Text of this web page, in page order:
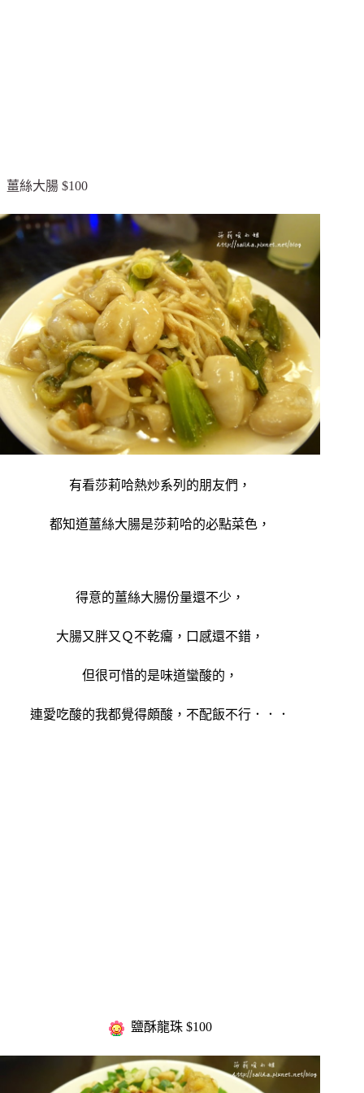
薑絲大腸 $100
有看莎莉哈熱炒系列的朋友們，
都知道薑絲大腸是莎莉哈的必點菜色，
得意的薑絲大腸份量還不少，
大腸又胖又Ｑ不乾癟，口感還不錯，
但很可惜的是味道蠻酸的，
連愛吃酸的我都覺得頗酸，不配飯不行．．．
鹽酥龍珠 $100